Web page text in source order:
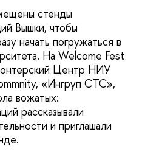
стенды
Вышки, чтобы
начать погружаться в
На Welcome Fest
Центр НИУ
«Ингруп СТС»,
вожатых:
рассказывали
и приглашали